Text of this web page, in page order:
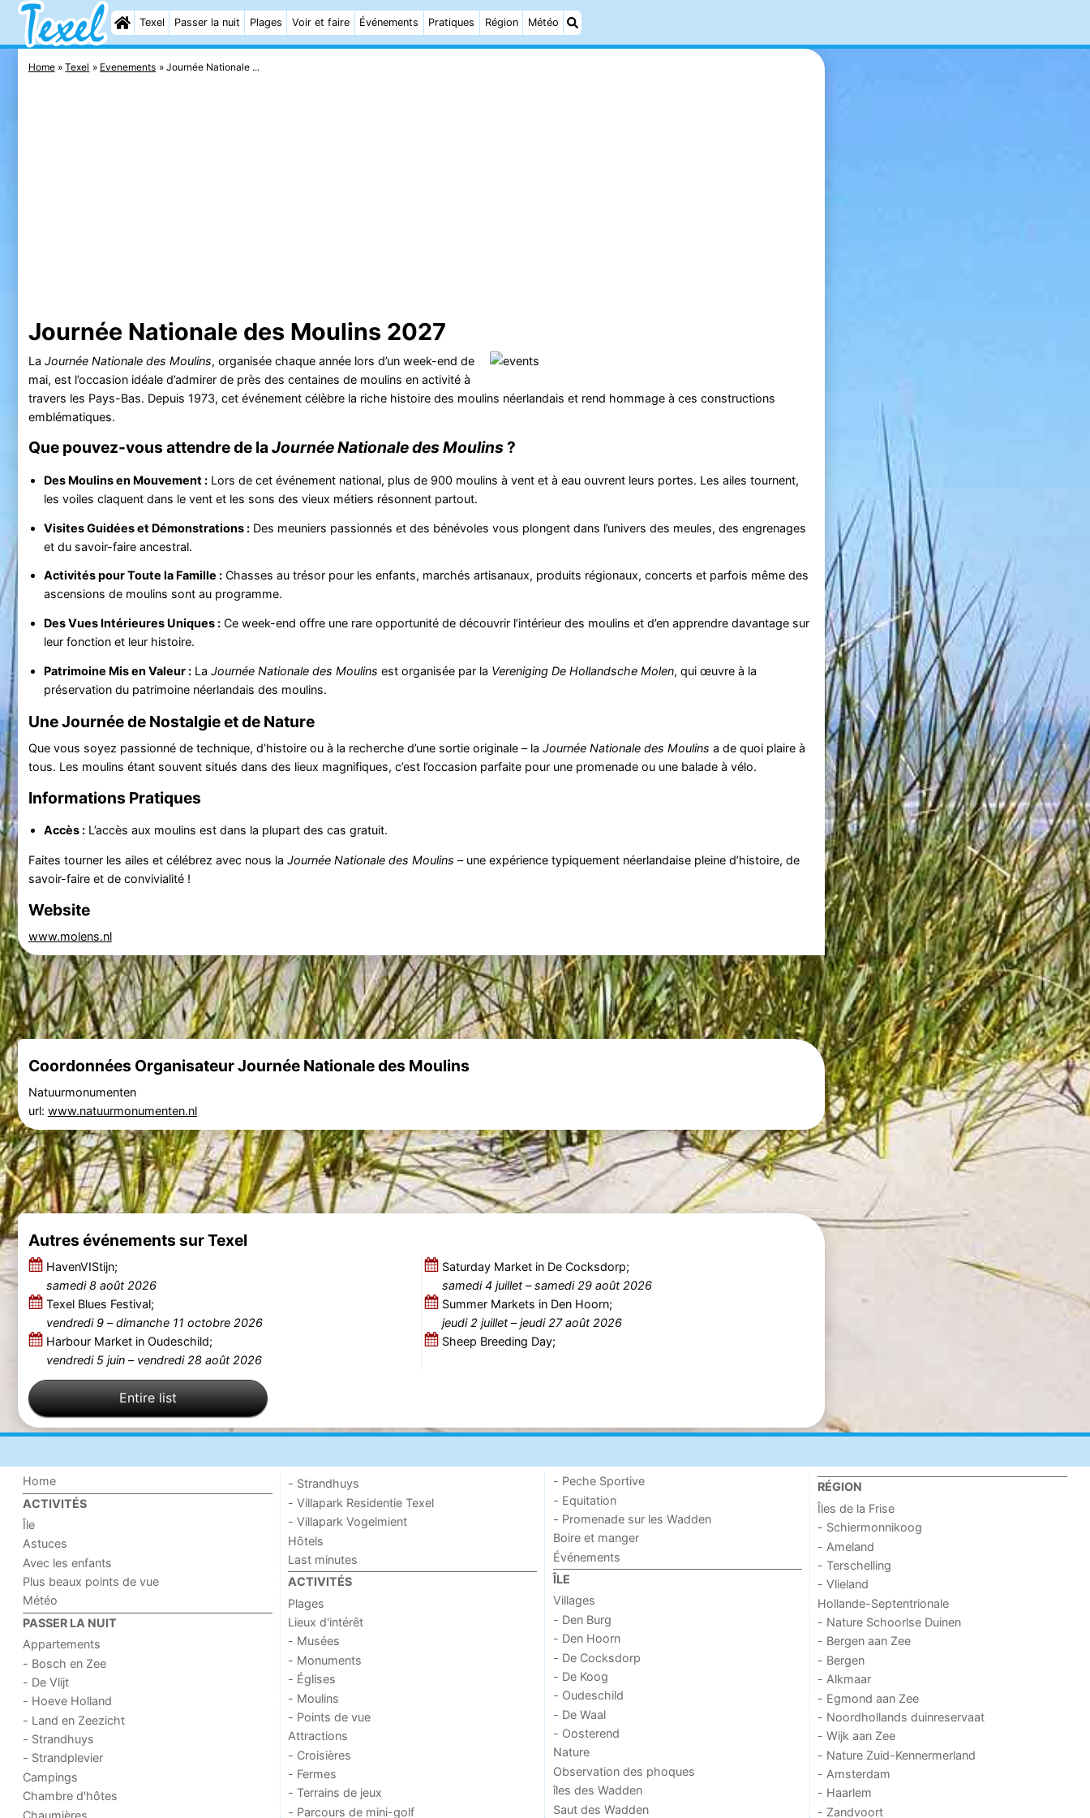
Texel Passer la nuit Plages Voir et faire Événements Pratiques Région Météo
Home Texel Evenements Journée Nationale ...
Journée Nationale des Moulins 2027
La Journée Nationale des Moulins, organisée chaque année lors d’un week-end de
mai, est l’occasion idéale d’admirer de près des centaines de moulins en activité à
travers les Pays-Bas. Depuis 1973, cet événement célèbre la riche histoire des moulins néerlandais et rend hommage à ces constructions
emblématiques.
Que pouvez-vous attendre de la Journée Nationale des Moulins?
Des Moulins en Mouvement :Lors de cet événement national, plus de 900 moulins à vent et à eau ouvrent leurs portes. Les ailes tournent,
les voiles claquent dans le vent et les sons des vieux métiers résonnent partout.
Visites Guidées et Démonstrations :Des meuniers passionnés et des bénévoles vous plongent dans l’univers des meules, des engrenages
et du savoir-faire ancestral.
Activités pour Toute la Famille :Chasses au trésor pour les enfants, marchés artisanaux, produits régionaux, concerts et parfois même des
ascensions de moulins sont au programme.
Des Vues Intérieures Uniques :Ce week-end offre une rare opportunité de découvrir l’intérieur des moulins et d’en apprendre davantage sur
leur fonction et leur histoire.
Patrimoine Mis en Valeur :La Journée Nationale des Moulins est organisée par la Vereniging De Hollandsche Molen, qui œuvre à la
préservation du patrimoine néerlandais des moulins.
Une Journée de Nostalgie et de Nature
Que vous soyez passionné de technique, d’histoire ou à la recherche d’une sortie originale – la Journée Nationale des Moulins a de quoi plaire à
tous. Les moulins étant souvent situés dans des lieux magnifiques, c’est l’occasion parfaite pour une promenade ou une balade à vélo.
Informations Pratiques
Accès :L’accès aux moulins est dans la plupart des cas gratuit.
Faites tourner les ailes et célébrez avec nous la Journée Nationale des Moulins – une expérience typiquement néerlandaise pleine d’histoire, de
savoir-faire et de convivialité !
Website
www.molens.nl
Coordonnées Organisateur Journée Nationale des Moulins
Natuurmonumenten
url: www.natuurmonumenten.nl
Autres événements sur Texel
HavenVIStijn;
samedi 8 août 2026
Texel Blues Festival;
vendredi 9–dimanche 11 octobre 2026
Harbour Market in Oudeschild;
vendredi 5 juin– vendredi 28 août 2026
Saturday Market in De Cocksdorp;
samedi 4 juillet–samedi 29 août 2026
Summer Markets in Den Hoorn;
jeudi 2 juillet–jeudi 27 août 2026
Sheep Breeding Day;
Entire list
Home
ACTIVITÉS
Île
Astuces
Avec les enfants
Plus beaux points de vue
Météo
PASSER LA NUIT
Appartements
- Bosch en Zee
- De Vlijt
- Hoeve Holland
- Land en Zeezicht
- Strandhuys
- Strandplevier
Campings
Chambre d'hôtes
Chaumières
- Strandhuys
- Villapark Residentie Texel
- Villapark Vogelmient
Hôtels
Last minutes
ACTIVITÉS
Plages
Lieux d'intérêt
- Musées
- Monuments
- Églises
- Moulins
- Points de vue
Attractions
- Croisières
- Fermes
- Terrains de jeux
- Parcours de mini-golf
- Peche Sportive
- Equitation
- Promenade sur les Wadden
Boire et manger
Événements
ÎLE
Villages
- Den Burg
- Den Hoorn
- De Cocksdorp
- De Koog
- Oudeschild
- De Waal
- Oosterend
Nature
Observation des phoques
îles des Wadden
Saut des Wadden
RÉGION
Îles de la Frise
- Schiermonnikoog
- Ameland
- Terschelling
- Vlieland
Hollande-Septentrionale
- Nature Schoorlse Duinen
- Bergen aan Zee
- Bergen
- Alkmaar
- Egmond aan Zee
- Noordhollands duinreservaat
- Wijk aan Zee
- Nature Zuid-Kennermerland
- Amsterdam
- Haarlem
- Zandvoort